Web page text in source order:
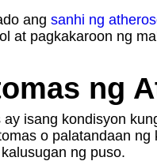
ang sanhi ng
at pagkakaroon ng
ng
isang kondisyon
o palatandaan
ng puso.